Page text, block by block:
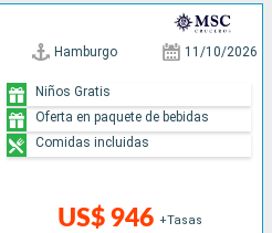
Hamburgo 11/10/2026
US$ 946 +Tasas
Niños Gratis
Oferta en paquete de bebidas
Comidas incluidas